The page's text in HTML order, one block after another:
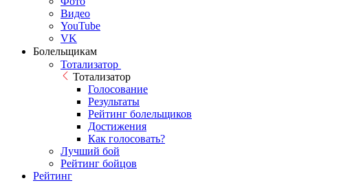
Видео
YouTube
VK
Болельщикам
Тотализатор
Тотализатор
Голосование
Результаты
Рейтинг болельщиков
Достижения
Как голосовать?
Лучший бой
Рейтинг бойцов
Рейтинг